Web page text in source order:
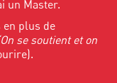
un Master.
plus de
se soutient et on